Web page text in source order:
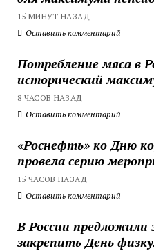
15 МИНУТ НАЗАД
Оставить комментарий
Потребление мяса в
исторический
8 ЧАСОВ НАЗАД
Оставить комментарий
«Роснефть» ко Дню
провела серию
15 ЧАСОВ НАЗАД
Оставить комментарий
В России предложили
закрепить День